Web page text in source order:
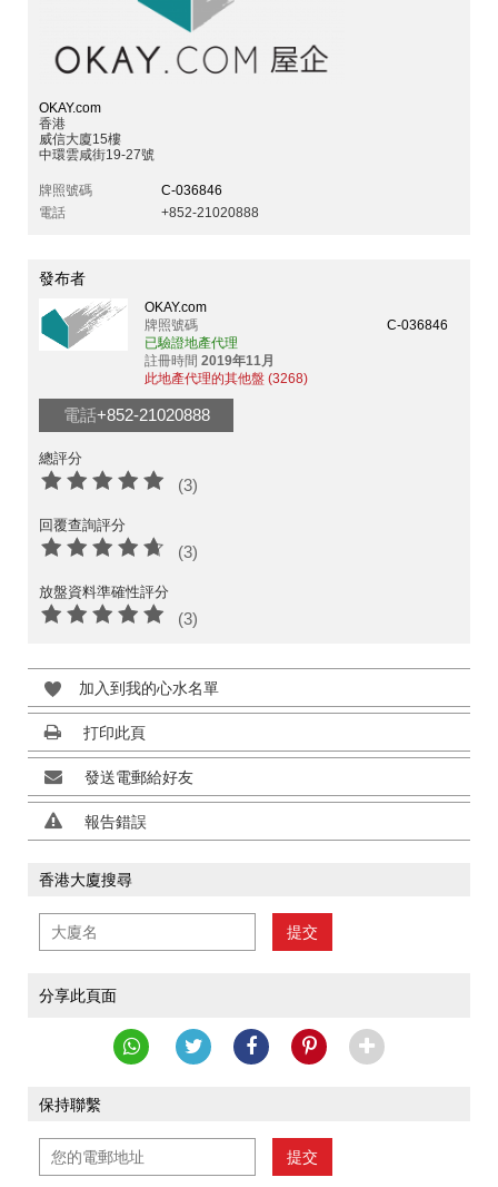
OKAY.com
香港
威信大廈15樓
中環雲咸街19-27號
牌照號碼
C-036846
電話
+852-21020888
發布者
OKAY.com
牌照號碼
C-036846
已驗證地產代理
註冊時間 2019年11月
此地產代理的其他盤 (3268)
電話+852-21020888
總評分
(3)
回覆查詢評分
(3)
放盤資料準確性評分
(3)
加入到我的心水名單
打印此頁
發送電郵給好友
報告錯誤
香港大廈搜尋
提交
分享此頁面
保持聯繫
提交